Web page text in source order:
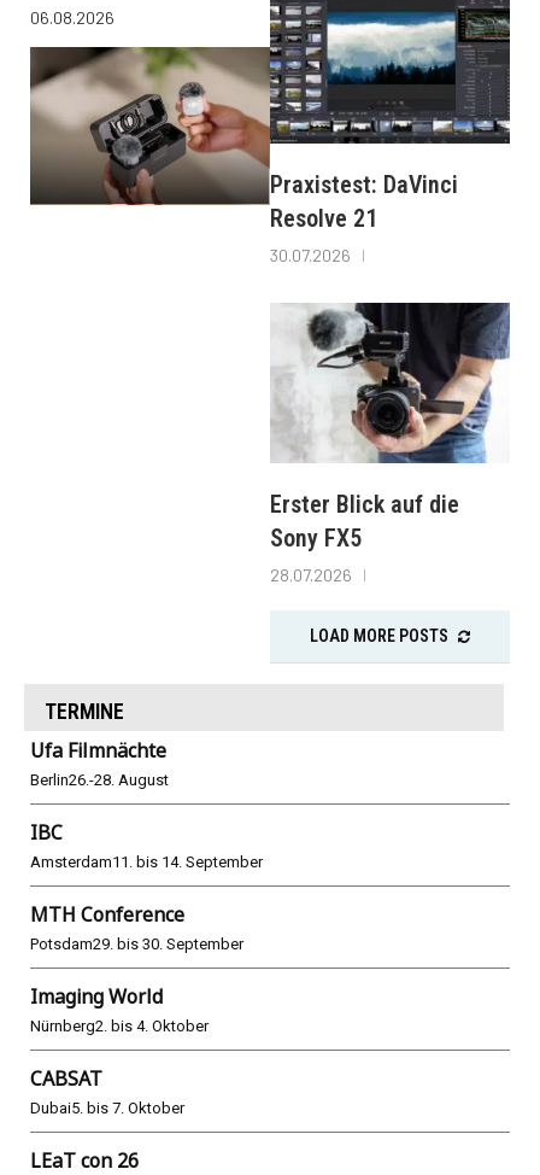
06.08.2026
Praxistest: DaVinci
Resolve 21
30.07.2026
Erster Blick auf die
Sony FX5
28.07.2026
LOAD MORE POSTS
TERMINE
Ufa Filmnächte
Berlin26.-28. August
IBC
Amsterdam11. bis 14. September
MTH Conference
Potsdam29. bis 30. September
Imaging World
Nürnberg2. bis 4. Oktober
CABSAT
Dubai5. bis 7. Oktober
LEaT con 26